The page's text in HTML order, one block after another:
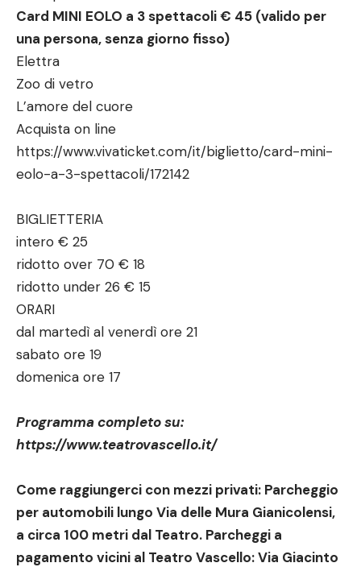
Card MINI EOLO a 3 spettacoli € 45 (valido per
una persona, senza giorno fisso)
Elettra
Zoo di vetro
L’amore del cuore
Acquista on line
https://www.vivaticket.com/it/biglietto/card-mini-
eolo-a-3-spettacoli/172142
BIGLIETTERIA
intero € 25
ridotto over 70 € 18
ridotto under 26 € 15
ORARI
dal martedì al venerdì ore 21
sabato ore 19
domenica ore 17
Programma completo su:
https://www.teatrovascello.it/
Come raggiungerci con mezzi privati: Parcheggio
per automobili lungo Via delle Mura Gianicolensi,
a circa 100 metri dal Teatro. Parcheggi a
pagamento vicini al Teatro Vascello: Via Giacinto